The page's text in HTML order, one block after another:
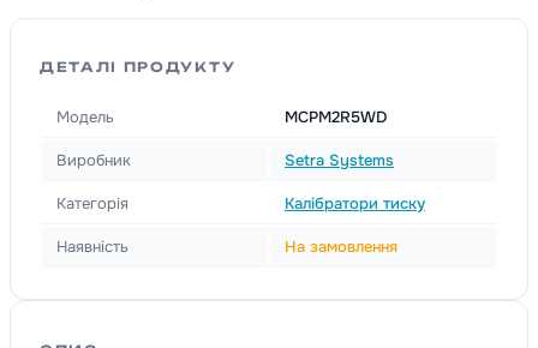
ДЕТАЛІ ПРОДУКТУ
Модель MCPM2R5WD
Виробник Setra Systems
Категорія Калібратори тиску
Наявність На замовлення